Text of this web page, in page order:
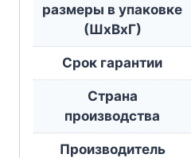
размеры в упаковке
(ШxВxГ)
Срок гарантии
Страна
производства
Производитель